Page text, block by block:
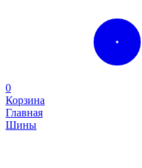
0
Корзина
Главная
Шины